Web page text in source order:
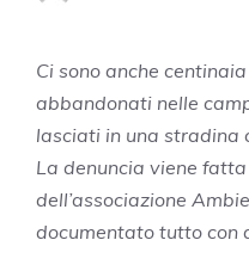
Ci sono anche
abbandonati nelle
lasciati in una stradina
La denuncia viene
dell’associazione
documentato tutto con